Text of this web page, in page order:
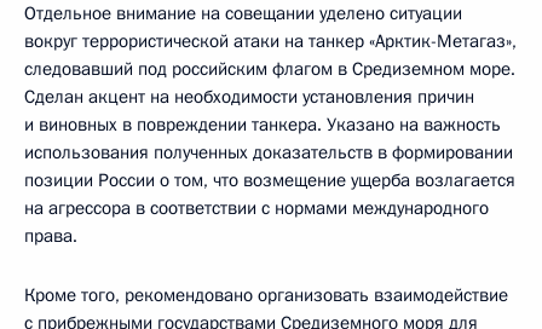
Отдельное внимание на совещании уделено ситуации
вокруг террористической атаки на танкер «Арктик-Метагаз»,
следовавший под российским флагом в Средиземном море.
Сделан акцент на необходимости установления причин
и виновных в повреждении танкера. Указано на важность
использования полученных доказательств в формировании
позиции России о том, что возмещение ущерба возлагается
на агрессора в соответствии с нормами международного
права.
Кроме того, рекомендовано организовать взаимодействие
с прибрежными государствами Средиземного моря для